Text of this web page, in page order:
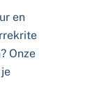
en
Onze